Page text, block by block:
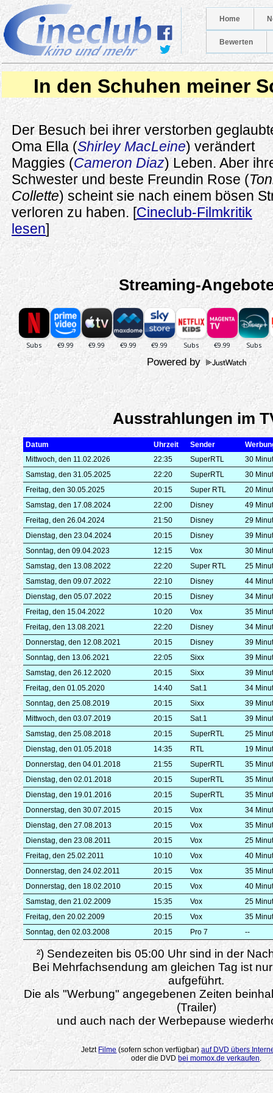
Home
Bewerten
In den Schuhen meiner
Der Besuch bei ihrer verstorben
Oma Ella (Shirley MacLeine) verändert
Maggies (Cameron Diaz) Leben. Aber
Schwester und beste Freundin Rose (
Collette) scheint sie nach einem bösen
verloren zu haben. [Cineclub-Filmkritik
lesen]
Streaming-
Powered by
Ausstrahlungen im
Datum Uhrzeit Sender
Mittwoch, den 11.02.2026
22:35 SuperRTL
30
Samstag, den 31.05.2025
22:20 SuperRTL
30
Freitag, den 30.05.2025
20:15 Super RTL
20
Samstag, den 17.08.2024
22:00 Disney
49
Freitag, den 26.04.2024
21:50 Disney
29
Dienstag, den 23.04.2024
20:15 Disney
39
Sonntag, den 09.04.2023
12:15 Vox
30
Samstag, den 13.08.2022
22:20 Super RTL
25
Samstag, den 09.07.2022
22:10 Disney
44
Dienstag, den 05.07.2022
20:15 Disney
34
Freitag, den 15.04.2022
10:20 Vox
35
Freitag, den 13.08.2021
22:20 Disney
34
Donnerstag, den 12.08.2021
20:15 Disney
39
Sonntag, den 13.06.2021
22:05 Sixx
39
Samstag, den 26.12.2020
20:15 Sixx
39
Freitag, den 01.05.2020
14:40 Sat.1
34
Sonntag, den 25.08.2019
20:15 Sixx
39
Mittwoch, den 03.07.2019
20:15 Sat.1
39
Samstag, den 25.08.2018
20:15 SuperRTL
25
Dienstag, den 01.05.2018
14:35 RTL
19
Donnerstag, den 04.01.2018
21:55 SuperRTL
35
Dienstag, den 02.01.2018
20:15 SuperRTL
35
Dienstag, den 19.01.2016
20:15 SuperRTL
35
Donnerstag, den 30.07.2015
20:15 Vox
34
Dienstag, den 27.08.2013
20:15 Vox
35
Dienstag, den 23.08.2011
20:15 Vox
25
Freitag, den 25.02.2011
10:10 Vox
40
Donnerstag, den 24.02.2011
20:15 Vox
35
Donnerstag, den 18.02.2010
20:15 Vox
40
Samstag, den 21.02.2009
15:35 Vox
25
Freitag, den 20.02.2009
20:15 Vox
35
Sonntag, den 02.03.2008
20:15 Pro 7 --
²) Sendezeiten bis 05:00 Uhr sind in der
Bei Mehrfachsendung am gleichen Tag ist
aufgeführt.
Die als "Werbung" angegebenen Zeiten
(Trailer)
und auch nach der Werbepause
Jetzt Filme (sofern schon verfügbar)auf DVD übers
oder die DVD bei momox.de verkaufen.